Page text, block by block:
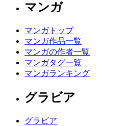
マンガ
マンガトップ
マンガ作品一覧
マンガの作者一覧
マンガタグ一覧
マンガランキング
グラビア
グラビア